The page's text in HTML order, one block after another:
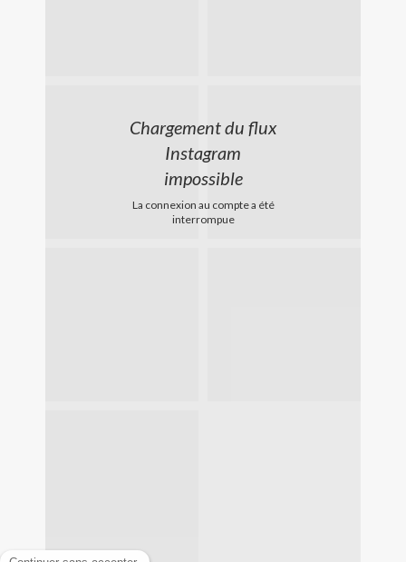
Chargement du flux
Instagram
impossible
La connexion au compte a été
interrompue